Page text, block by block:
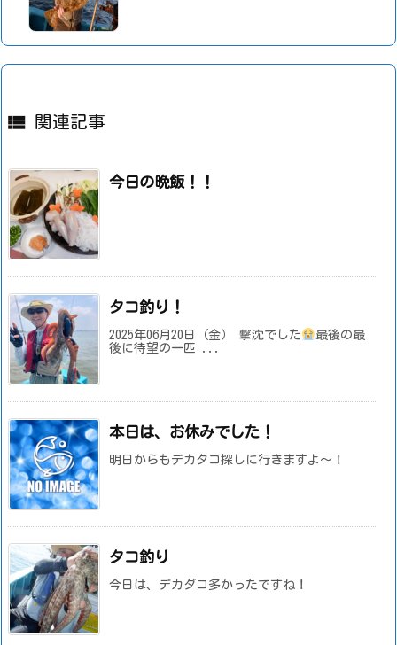
 関連記事
今日の晩飯！！
タコ釣り！
2025年06月20日（金） 撃沈でした
最後の最
後に待望の一匹 ...
本日は、お休みでした！
明日からもデカタコ探しに行きますよ～！
タコ釣り
今日は、デカダコ多かったですね！